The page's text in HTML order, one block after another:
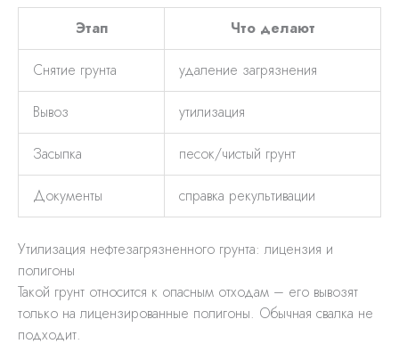
Этап
Что делают
Снятие грунта удаление загрязнения
Вывоз утилизация
Засыпка песок/чистый грунт
Документы справка рекультивации
Утилизация нефтезагрязненного грунта: лицензия и
полигоны
Такой грунт относится к опасным отходам – его вывозят
только на лицензированные полигоны. Обычная свалка не
подходит.